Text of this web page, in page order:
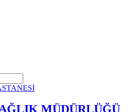
MÜDÜRLÜĞÜ